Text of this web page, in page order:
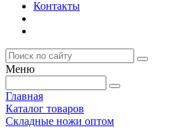
Контакты
Меню
Главная
Каталог товаров
Складные ножи оптом